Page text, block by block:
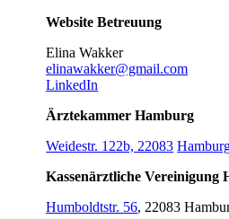
Website Betreuung
Elina Wakker
elinawakker@gmail.com
LinkedIn
Ärztekammer Hamburg
Weidestr. 122b, 22083
Kassenärztliche Vereinigung
Humboldtstr. 56, 22083